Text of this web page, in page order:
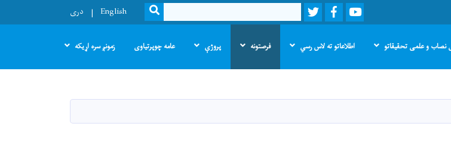
Youtube
Facebook
Twitter
Search
SEARCH
English دری
نصاب و علمی تحقیقاتو اطلاعاتو ته لاس رسي فرصتونه پروژې عامه چوپرتیاوی زمونږ سره اړیکه